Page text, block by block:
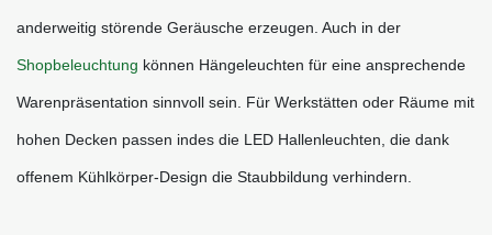
Shopbeleuchtung können Hängeleuchten für eine ansprechende
Warenpräsentation sinnvoll sein. Für Werkstätten oder Räume mit
hohen Decken passen indes die LED Hallenleuchten, die dank
offenem Kühlkörper-Design die Staubbildung verhindern.